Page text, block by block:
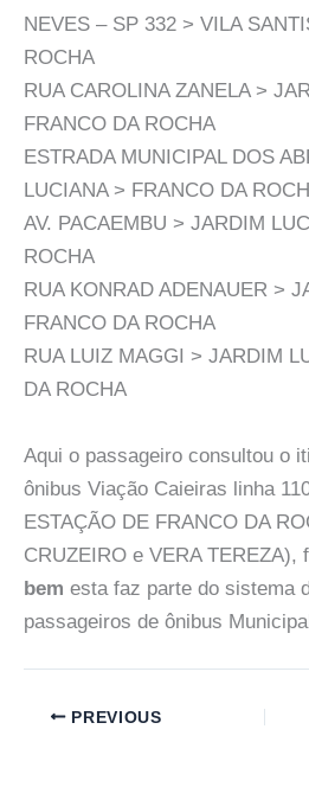
NEVES – SP 332 > VILA
ROCHA
RUA CAROLINA ZANELA >
FRANCO DA ROCHA
ESTRADA MUNICIPAL DOS
LUCIANA > FRANCO DA
AV. PACAEMBU > JARDIM
ROCHA
RUA KONRAD ADENAUER >
FRANCO DA ROCHA
RUA LUIZ MAGGI > JARDIM
DA ROCHA
Aqui o passageiro consultou o
ônibus Viação Caieiras linha
ESTAÇÃO DE FRANCO DA
CRUZEIRO e VERA TEREZA),
bem esta faz parte do sistema
passageiros de ônibus
PREVIOUS